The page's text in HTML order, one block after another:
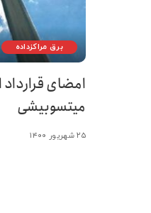
برق مراکزداده
میتسوبیشی
۲۵ شهریور ۱۴۰۰